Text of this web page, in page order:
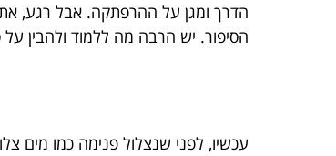
הדרך ומגן על ההרפתקה. אבל רגע,
הסיפור. יש הרבה מה ללמוד ולהבין על
עכשיו, לפני שנצלול פנימה כמו מים צלולים לאגם בגובה 2000 מטר,